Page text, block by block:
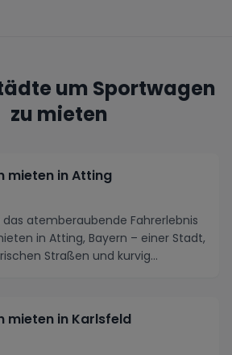
um Sportwagen
zu mieten
mieten in Atting
das atemberaubende Fahrerlebnis
in Atting, Bayern – einer Stadt,
Straßen und kurvig...
mieten in Karlsfeld